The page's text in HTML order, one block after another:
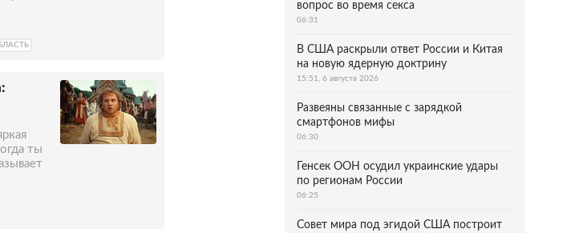
ты
вопрос во время секса
06:31
В США раскрыли ответ России и Китая
на новую ядерную доктрину
15:51, 6 августа 2026
Развеяны связанные с зарядкой
смартфонов мифы
06:30
Генсек ООН осудил украинские удары
по регионам России
06:25
Совет мира под эгидой США построит